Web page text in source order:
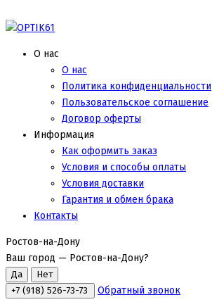
О нас
О нас
Политика конфиденциальности
Пользовательское соглашение
Договор оферты
Информация
Как оформить заказ
Условия и способы оплаты
Условия доставки
Гарантия и обмен брака
Контакты
Ростов-на-Дону
Ваш город — Ростов-на-Дону?
+7 (918) 526-73-73 Обратный звонок